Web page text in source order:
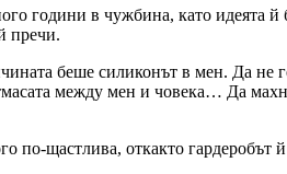
години в чужбина, като идеята й
пречи.
беше силиконът в мен. Да не
между мен и човека… Да
по-щастлива, откакто гардеробът